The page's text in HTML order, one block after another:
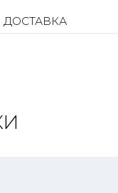
ДОСТАВКА